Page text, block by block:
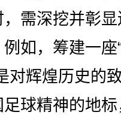
需深挖并彰
如，筹建一座
对辉煌历史的
球精神的地